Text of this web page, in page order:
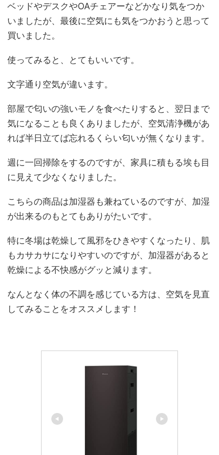
ベッドやデスクやOAチェアーなどかなり気をつか
いましたが、最後に空気にも気をつかおうと思って
買いました。
使ってみると、とてもいいです。
文字通り空気が違います。
部屋で匂いの強いモノを食べたりすると、翌日まで
気になることも良くありましたが、空気清浄機があ
れば半日立てば忘れるくらい匂いが無くなります。
週に一回掃除をするのですが、家具に積もる埃も目
に見えて少なくなりました。
こちらの商品は加湿器も兼ねているのですが、加湿
が出来るのもとてもありがたいです。
特に冬場は乾燥して風邪をひきやすくなったり、肌
もカサカサになりやすいのですが、加湿器があると
乾燥による不快感がグッと減ります。
なんとなく体の不調を感じている方は、空気を見直
してみることをオススメします！